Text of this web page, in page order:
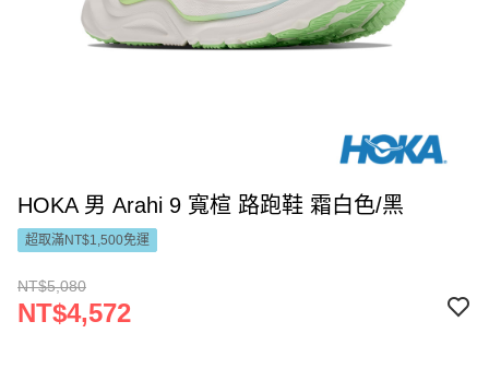
HOKA 男 Arahi 9 寬楦 路跑鞋 霜白色/黑
超取滿NT$1,500免運
NT$5,080
NT$4,572